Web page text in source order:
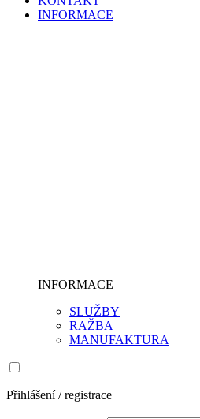
INFORMACE
INFORMACE
SLUŽBY
RAŽBA
MANUFAKTURA
Přihlášení / registrace